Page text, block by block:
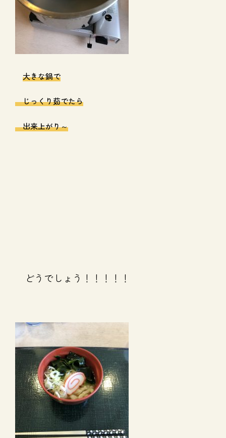
大きな鍋で
じっくり茹でたら
出来上がり～
どうでしょう！！！！！